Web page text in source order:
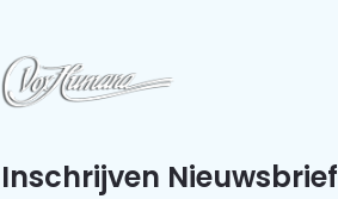
Inschrijven Nieuwsbrief